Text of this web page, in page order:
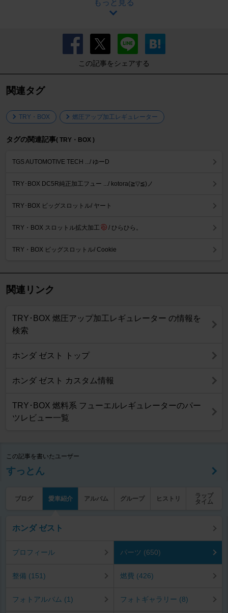
もっと見る
この記事をシェアする
関連タグ
TRY・BOX 燃圧アップ加工レギュレーター
タグの関連記事( TRY・BOX )
TGS AUTOMOTIVE TECH .../ ゆーD
TRY･BOX DC5R純正加工フュー .../ kotora(≧▽≦)ノ
TRY･BOX ビッグスロットル/ ヤート
TRY・BOX スロットル拡大加工 / ひらひら。
TRY・BOX ビッグスロットル/ Cookie
関連リンク
TRY･BOX 燃圧アップ加工レギュレーター の情報を
検索
ホンダ ゼスト トップ
ホンダ ゼスト カスタム情報
TRY･BOX 燃料系 フューエルレギュレーターのパー
ツレビュー一覧
この記事を書いたユーザー
すっとん
ブログ 愛車紹介 アルバム グループ ヒストリ
ラップ
タイム
ホンダ ゼスト
プロフィール パーツ (650)
整備 (151) 燃費 (426)
フォトアルバム (1) フォトギャラリー (8)